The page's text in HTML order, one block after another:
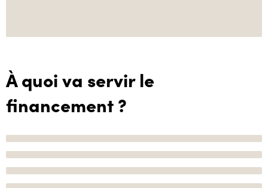
À quoi va servir le
financement ?